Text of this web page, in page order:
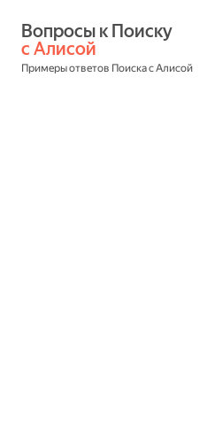
с Алисой
Примеры ответов Поиска с Алисой